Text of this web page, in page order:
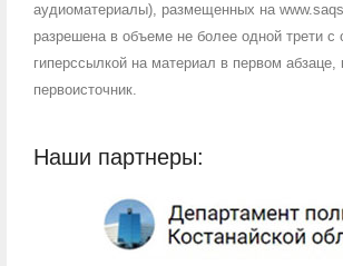
аудиоматериалы), размещенных на
разрешена в объеме не более одной трети с
гиперссылкой на материал в первом абзаце,
первоисточник.
Наши партнеры: